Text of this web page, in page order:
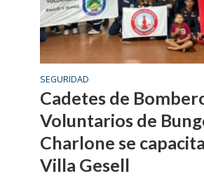
SEGURIDAD
Cadetes de
Voluntarios de
Charlone se
Villa Gesell